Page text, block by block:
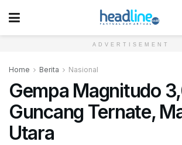
ADVERTISEMENT
Home Berita Nasional
Gempa Magnitudo
Guncang Ternate,
Utara